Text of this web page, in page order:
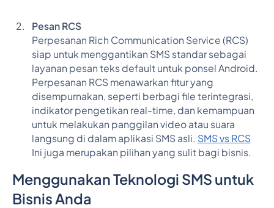
Pesan RCS
Perpesanan Rich Communication Service (RCS)
siap untuk menggantikan SMS standar sebagai
layanan pesan teks default untuk ponsel Android.
Perpesanan RCS menawarkan fitur yang
disempurnakan, seperti berbagi file terintegrasi,
indikator pengetikan real-time, dan kemampuan
untuk melakukan panggilan video atau suara
langsung di dalam aplikasi SMS asli. SMS vs RCS
Ini juga merupakan pilihan yang sulit bagi bisnis.
Menggunakan Teknologi SMS untuk
Bisnis Anda